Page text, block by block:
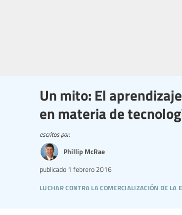
Un mito: El
en materia de
luchar contra la comercialización de la
publicado 1 febrero 2016
escritos por:
Phillip McRae